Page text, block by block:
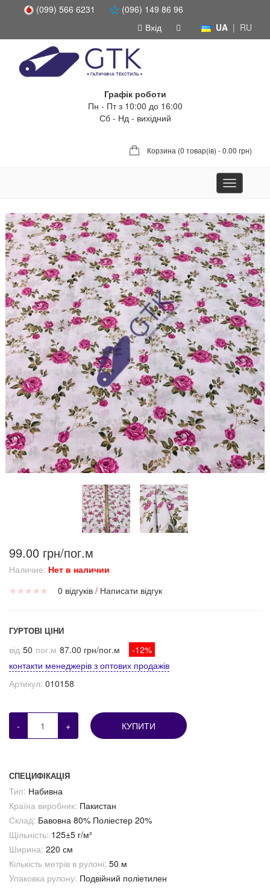
(099) 566 6231
(096) 149 86 96
UA | RU
Вхід
Графік роботи
Пн - Пт з 10:00 до 16:00
Сб - Нд - вихідний
Корзина (0 товар(ів) - 0.00 грн)
Toggle
navigation
99.00 грн/пог.м
Наличие: Нет в наличии
★ ★ ★ ★ ★ 0 відгуків / Написати відгук
ГУРТОВІ ЦІНИ
від 50 пог.м 87.00 грн/пог.м
-12%
контакти менеджерів з оптових продажів
Артикул: 010158
- + КУПИТИ
СПЕЦИФІКАЦІЯ
Тип: Набивна
Країна виробник: Пакистан
Склад: Бавовна 80% Поліестер 20%
Щільність: 125±5 г/м²
Ширина: 220 см
Кількість метрів в рулоні: 50 м
Упаковка рулону: Подвійний поліетилен